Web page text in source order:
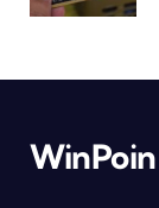
WinPoin